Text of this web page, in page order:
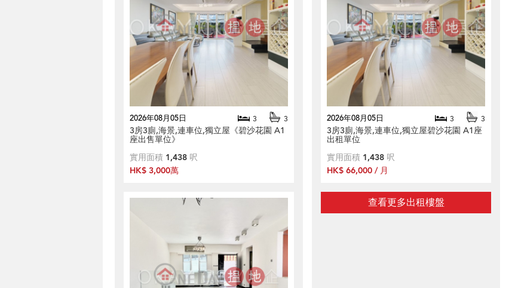
2026年08月05日 3 3
3房3廁,海景,連車位,獨立屋《碧沙花園 A1
座出售單位》
實用面積 1,438 呎
HK$ 3,000萬
2026年08月05日 3 3
3房3廁,海景,連車位,獨立屋碧沙花園 A1座
出租單位
實用面積 1,438 呎
HK$ 66,000 / 月
查看更多出租樓盤